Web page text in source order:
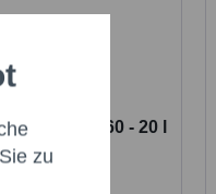
600 XP 460 - 20 l
zu